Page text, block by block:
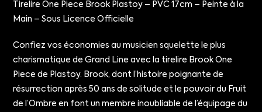
Tirelire One Piece Brook Plastoy – PVC 17cm – Peinte à la
Main – Sous Licence Officielle
Confiez vos économies au musicien squelette le plus
charismatique de Grand Line avec la tirelire Brook One
Piece de Plastoy. Brook, dont l’histoire poignante de
résurrection après 50 ans de solitude et le pouvoir du Fruit
de l’Ombre en font un membre inoubliable de l’équipage du